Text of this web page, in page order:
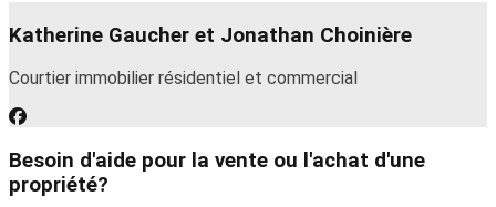
Katherine Gaucher et Jonathan Choinière
Courtier immobilier résidentiel et commercial
Besoin d'aide pour la vente ou l'achat d'une
propriété?